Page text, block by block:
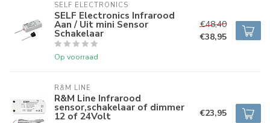
SELF ELECTRONICS
SELF Electronics Infrarood
Aan / Uit mini Sensor
Schakelaar
Op voorraad
€48,40
€38,95
R&M LINE
R&M Line Infrarood
sensor,schakelaar of dimmer
12 of 24Volt €23,95